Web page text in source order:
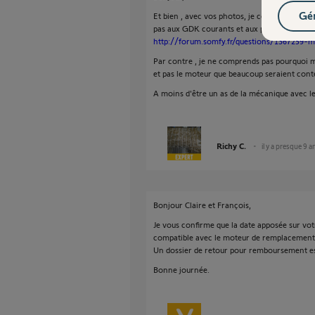
Et bien , avec vos photos, je comprends
pas aux GDK courants et aux portails
http://forum.somfy.fr/questions/1367259-
Par contre , je ne comprends pas pourquoi
et pas le moteur que beaucoup seraient
A moins d'être un as de la mécanique avec
Richy C. il y a presque 9
Bonjour Claire et François,
Je vous confirme que la date apposée sur
compatible avec le moteur de remplacement.
Un dossier de retour pour remboursement
Bonne journée.